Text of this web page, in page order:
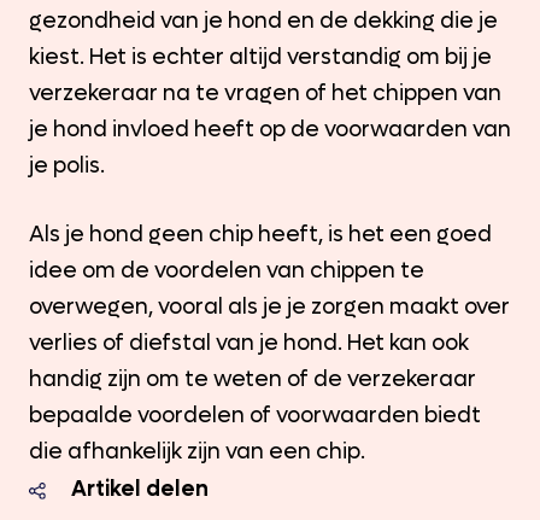
gezondheid van je hond en de dekking die je
kiest. Het is echter altijd verstandig om bij je
verzekeraar na te vragen of het chippen van
je hond invloed heeft op de voorwaarden van
je polis.
Als je hond geen chip heeft, is het een goed
idee om de voordelen van chippen te
overwegen, vooral als je je zorgen maakt over
verlies of diefstal van je hond. Het kan ook
handig zijn om te weten of de verzekeraar
bepaalde voordelen of voorwaarden biedt
die afhankelijk zijn van een chip.
Artikel delen